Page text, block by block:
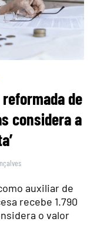
de
considera a
auxiliar de
recebe 1.790
o valor